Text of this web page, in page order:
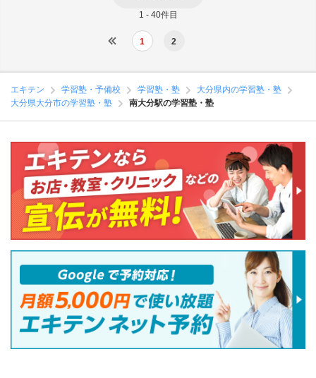
1 - 40件目
1 2
エキテン 学習塾・予備校 学習塾・塾
大分県内の学習塾・塾
大分県大分市の学習塾・塾
南大分駅の学習塾・塾